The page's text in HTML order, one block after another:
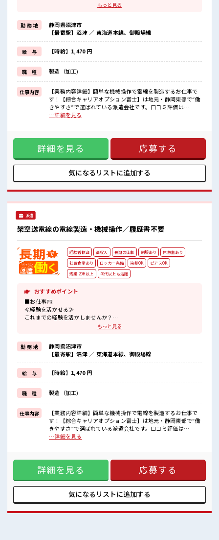
≪残業で収入アップ≫
高収入を希望される方にオススメ。
残業は月20時間以上あります♪
≪ヘアカラーOKで自由な雰囲気の職場≫
明るすぎたり奇抜でなければ基本的に自由！
(規定有)≪ラクラク制服アリ≫
制服があるので、
毎日の服装の悩み解消♪
≪収入アップを目指せる≫
高時給だらけの派遣のお仕事です！
■職場の雰囲気
明るすぎたり奇抜過ぎなければヘアカラーOK！
ロッカーあり！
安心してお仕事に集中♪
残業がしっかりあるお仕事！
もっと見る
勤 務 地
静岡県沼津市
【最寄駅】沼津 ／ 東海道本線、御殿場線
給 与 【時給】1,470 円
職 種 製造（加工)
仕事内容
【業務内容詳細】簡単な機械操作で電線を製造するお仕事で
す！【綜合キャリアオプション富士】は地元・静岡東部で“働
きやすさ”で選ばれている派遣会社です。口コミ評価は
【★3.9】と地域トップクラスで、対応の丁寧さやフォロー体
や迷いのある方も、冨士・富士宮・沼津・三島・伊豆の国・
御殿場・小山町エリアでの仕事探しなら私たちがしっかり伴
走します。あなたに合う職場探しを“地元密着”でお手伝いし
ます。まずはお気軽にお問い合わせください。 【取扱製品情
報】 架空送電線および部品メタルケーブル特機・産機用コネ
け…という方もOK！ ≪残業で収入アップ≫ 高収入を希望さ
れる方にオススメ。 残業は月20時間以上あります♪ ≪ヘアカ
で、 毎日の服装の悩み解消♪ ≪収入アップを目指せる≫ 高時
給だらけの派遣のお仕事です！ ■職場の雰囲気 明るすぎたり
奇抜過ぎなければヘアカラーOK！ 休憩室で楽しくおしゃべ
り！ ストレス解消☆ ロッカーあり！ 安心してお仕事に集中♪
残業がしっかりあるお仕事！
…詳細を見る
詳細を見る 応募する
気になるリストに追加する
派遣
架空送電線の電線製造・機械操作／履歴書不要
経験者歓迎 高収入 長期の仕事 制服あり
休憩室あり
社員食堂あり
ロッカー完備 染髪OK
ピアスOK
残業 20H以上
40代以上も活躍
おすすめポイント
■お仕事PR
≪経験を活かせる≫
これまでの経験を活かしませんか？
≪残業で収入アップ≫
高収入を希望される方にオススメ。
残業は月20時間以上あります♪
≪ヘアカラーOKで自由な雰囲気の職場≫
明るすぎたり奇抜でなければ基本的に自由！
(規定有)≪ラクラク制服アリ≫
制服があるので、
毎日の服装の悩み解消♪
≪収入アップを目指せる≫
高時給だらけの派遣のお仕事です！
■職場の雰囲気
明るすぎたり奇抜過ぎなければヘアカラーOK！
ロッカーあり！
安心してお仕事に集中♪
残業がしっかりあるお仕事！
もっと見る
勤 務 地
静岡県沼津市
【最寄駅】沼津 ／ 東海道本線、御殿場線
給 与 【時給】1,470 円
職 種 製造（加工)
仕事内容
【業務内容詳細】簡単な機械操作で電線を製造するお仕事で
す！【綜合キャリアオプション富士】は地元・静岡東部で“働
きやすさ”で選ばれている派遣会社です。口コミ評価は
【★3.9】と地域トップクラスで、対応の丁寧さやフォロー体
や迷いのある方も、冨士・富士宮・沼津・三島・伊豆の国・
御殿場・小山町エリアでの仕事探しなら私たちがしっかり伴
走します。あなたに合う職場探しを“地元密着”でお手伝いし
ます。まずはお気軽にお問い合わせください。 【取扱製品情
報】 架空送電線および部品メタルケーブル特機・産機用コネ
け…という方もOK！ ≪残業で収入アップ≫ 高収入を希望さ
…詳細を見る
詳細を見る 応募する
気になるリストに追加する